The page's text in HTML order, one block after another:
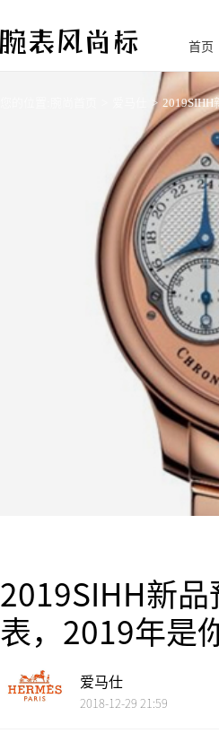
首页
2019SIHH
2019SIHH新品
表，2019年是
爱马仕
2018-12-29 21:59